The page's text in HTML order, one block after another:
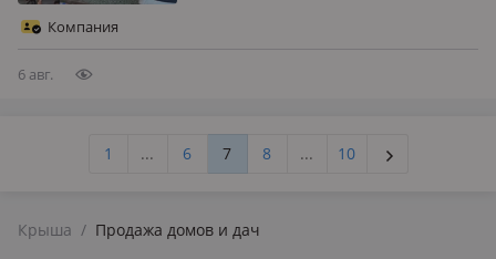
Компания
6 авг.
1 ... 6 7 8 ... 10
Крыша / Продажа домов и дач